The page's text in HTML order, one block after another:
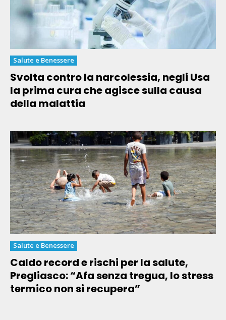
Salute e Benessere
Svolta contro la narcolessia, negli Usa
la prima cura che agisce sulla causa
della malattia
Salute e Benessere
Caldo record e rischi per la salute,
Pregliasco: “Afa senza tregua, lo stress
termico non si recupera”